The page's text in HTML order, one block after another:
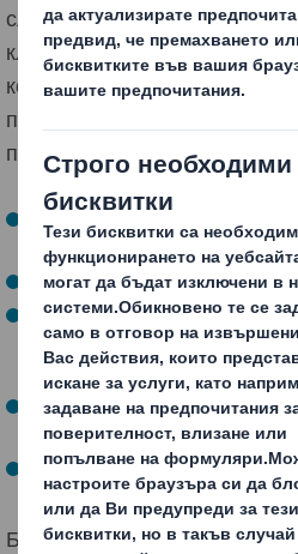
служители работят в тясно
клиентите, за да намерят
които дават реални
по-ниски разходи и
постигаме това, като:
Отчитаме по какъв начин
маркетинга и
Защитаваме продуктите
Оптимизираме
опаковката, мястото за
разпространението
Реагираме адекватно на
сбъдещите изисквания
Концентрираме се върху
Без значение дали сме